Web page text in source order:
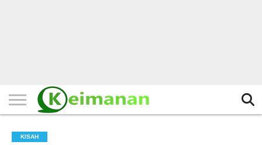
KISAH